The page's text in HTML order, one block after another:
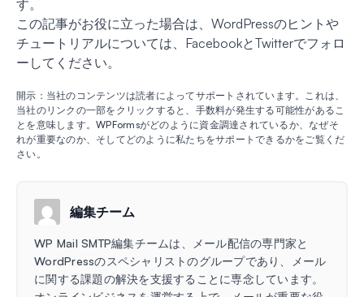
す。
この記事がお役に立った場合は、WordPressのヒントや
チュートリアルについては、FacebookとTwitterでフォロ
ーしてください。
開示：当社のコンテンツは読者によってサポートされています。これは、
当社のリンクの一部をクリックすると、手数料が発生する可能性があるこ
とを意味します。WPFormsがどのように資金調達されているか、なぜそ
れが重要なのか、そしてどのように私たちをサポートできるかをご覧くだ
さい。
編集チーム
WP Mail SMTP編集チームは、メール配信の専門家と
WordPressのスペシャリストのグループであり、メール
に関する課題の解決を支援することに専念しています。